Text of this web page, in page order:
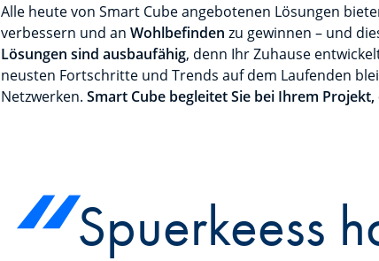
Alle heute von Smart Cube angebotenen Lösungen
verbessern und an Wohlbefinden zu gewinnen – und
Lösungen sind ausbaufähig, denn Ihr Zuhause
neusten Fortschritte und Trends auf dem Laufenden
Netzwerken. Smart Cube begleitet Sie bei Ihrem
Spuerkeess